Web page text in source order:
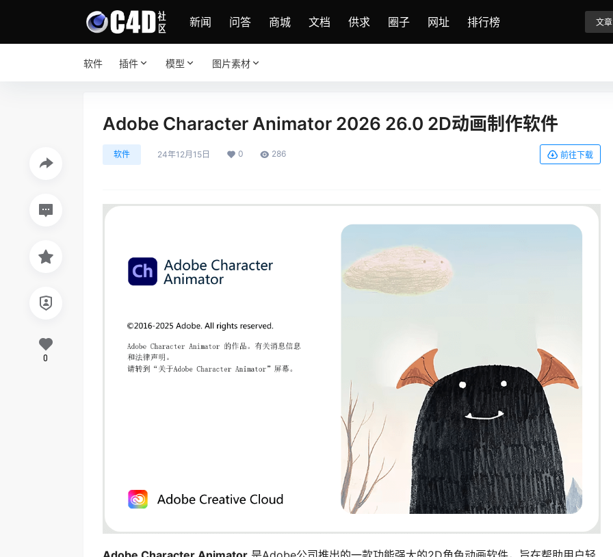
新闻 问答 商城 文档 供求 圈子 网址 排行榜 文章
软件 插件 模型 图片素材
Adobe Character Animator 2026 26.0 2D动画制作软件
软件 24年12月15日 0 286 前往下载
0